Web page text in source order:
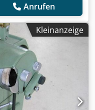
Anrufen
Kleinanzeige